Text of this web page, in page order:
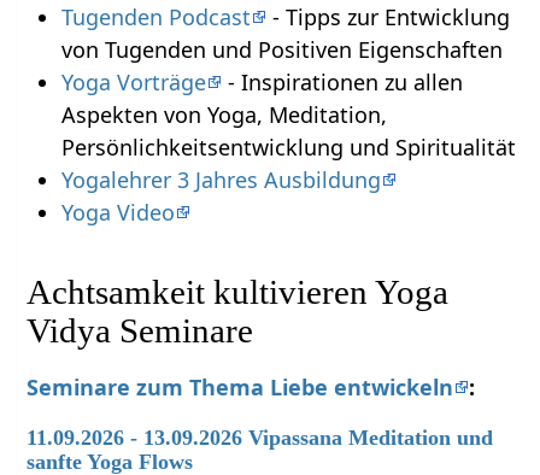
Tugenden Podcast
- Tipps zur Entwicklung
von Tugenden und Positiven Eigenschaften
Yoga Vorträge
- Inspirationen zu allen
Aspekten von Yoga, Meditation,
Persönlichkeitsentwicklung und Spiritualität
Yogalehrer 3 Jahres Ausbildung
Yoga Video
Achtsamkeit kultivieren Yoga
Vidya Seminare
Seminare zum Thema Liebe entwickeln :
11.09.2026 - 13.09.2026 Vipassana Meditation und
sanfte Yoga Flows